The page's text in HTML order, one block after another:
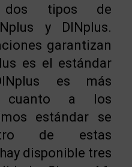
dos tipos de
y DINplus.
garantizan
es el estándar
es más
cuanto a los
estándar se
de estas
disponible tres